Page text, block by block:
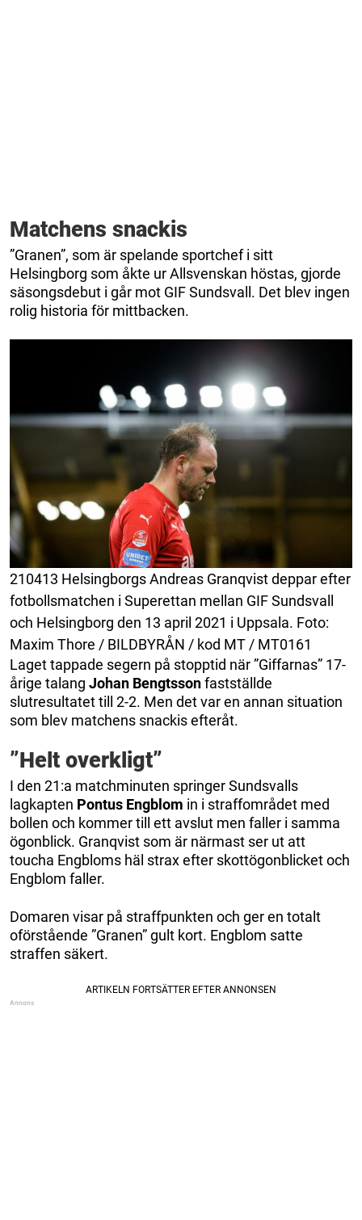
Matchens snackis
”Granen”, som är spelande sportchef i sitt
Helsingborg som åkte ur Allsvenskan höstas, gjorde
säsongsdebut i går mot GIF Sundsvall. Det blev ingen
rolig historia för mittbacken.
210413 Helsingborgs Andreas Granqvist deppar efter
fotbollsmatchen i Superettan mellan GIF Sundsvall
och Helsingborg den 13 april 2021 i Uppsala. Foto:
Maxim Thore / BILDBYRÅN / kod MT / MT0161
Laget tappade segern på stopptid när ”Giffarnas” 17-
årige talang Johan Bengtssonfastställde
slutresultatet till 2-2. Men det var en annan situation
som blev matchens snackis efteråt.
”Helt overkligt”
I den 21:a matchminuten springer Sundsvalls
lagkapten Pontus Engblom in i straffområdet med
bollen och kommer till ett avslut men faller i samma
ögonblick. Granqvist som är närmast ser ut att
toucha Engbloms häl strax efter skottögonblicket och
Engblom faller.
Domaren visar på straffpunkten och ger en totalt
oförstående ”Granen” gult kort. Engblom satte
straffen säkert.